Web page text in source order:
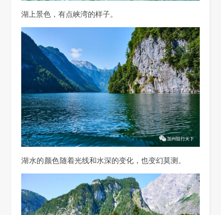
湖上景色，有点峡湾的样子。
湖水的颜色随着光线和水深的变化，也变幻莫测。